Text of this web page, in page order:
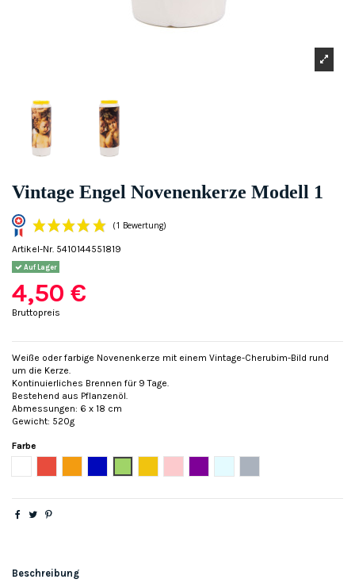
Vintage Engel Novenenkerze Modell 1
(1 Bewertung)
Artikel-Nr. 5410144551819
Auf Lager
4,50 €
Bruttopreis
Weiße oder farbige Novenenkerze mit einem Vintage-Cherubim-Bild rund
um die Kerze.
Kontinuierliches Brennen für 9 Tage.
Bestehend aus Pflanzenöl.
Abmessungen: 6 x 18 cm
Gewicht: 520g
Farbe
Beschreibung